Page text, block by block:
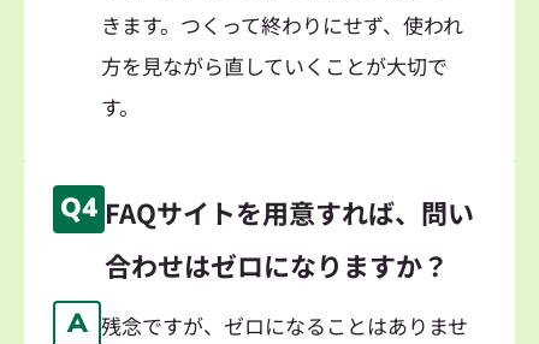
きます。つくって終わりにせず、使われ
方を見ながら直していくことが大切で
す。
Q4 FAQサイトを用意すれば、問い
合わせはゼロになりますか？
A 残念ですが、ゼロになることはありませ